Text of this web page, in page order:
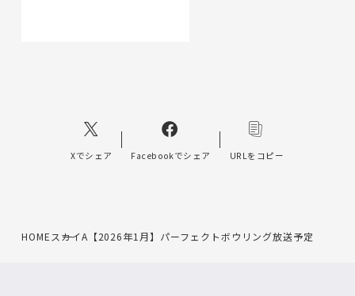
Xでシェア Facebookでシェア URLをコピー
HOME スカイA【2026年1月】パーフェクトボウリング放送予定